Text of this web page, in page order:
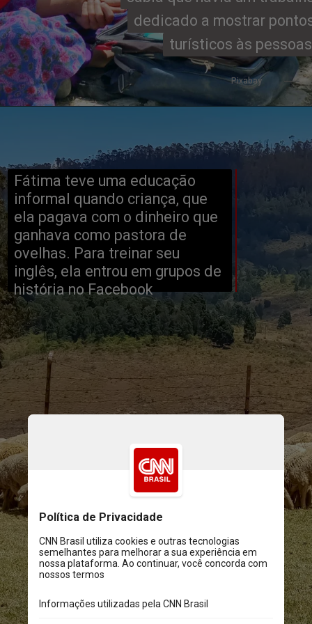
dedicado a mostrar
turísticos às pessoas
dedicado a mostrar
turísticos às pessoas
Pixabay
Fátima teve uma educação
informal quando criança, que
ela pagava com o dinheiro que
ganhava como pastora de
ovelhas. Para treinar seu
inglês, ela entrou em grupos de
história no Facebook